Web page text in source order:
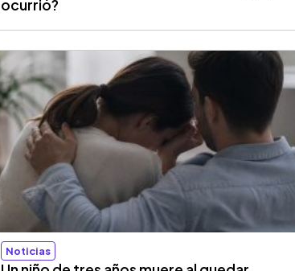
ocurrió?
Noticias